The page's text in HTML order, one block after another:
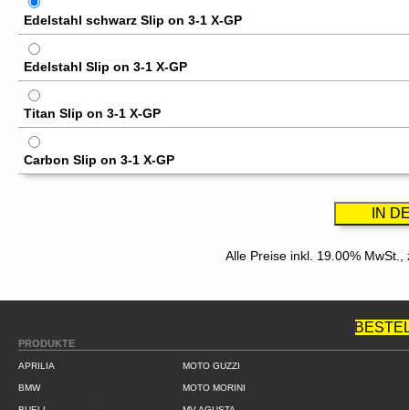
Edelstahl schwarz Slip on 3-1 X-GP
Edelstahl Slip on 3-1 X-GP
Titan Slip on 3-1 X-GP
Carbon Slip on 3-1 X-GP
Alle Preise inkl. 19.00% MwSt.,
PRODUKTE
APRILIA
BMW
MOTO GUZZI
MOTO MORINI